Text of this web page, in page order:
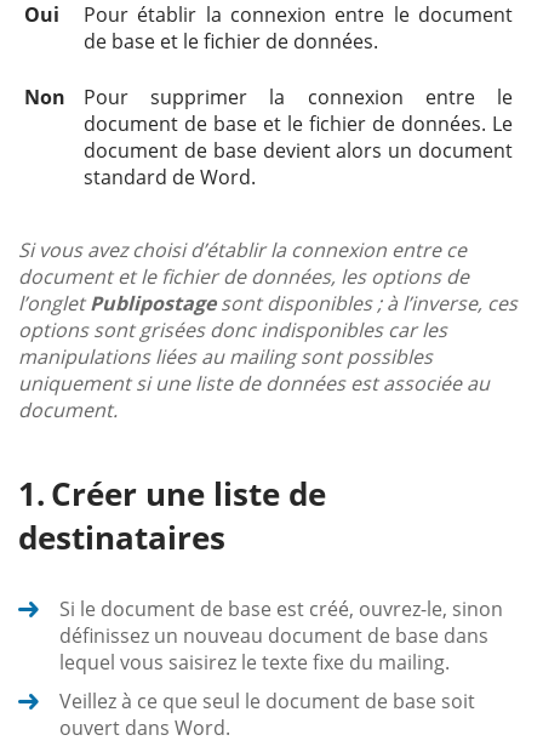
Oui
Pour établir la connexion entre le document
de base et le fichier de données.
Non
Pour supprimer la connexion entre le
document de base et le fichier de données. Le
document de base devient alors un document
standard de Word.
Si vous avez choisi d’établir la connexion entre ce
document et le fichier de données, les options de
l’ongletPublipostagesont disponibles ; à l’inverse, ces
options sont grisées donc indisponibles car les
manipulations liées au mailing sont possibles
uniquement si une liste de données est associée au
document.
Créer une liste de
destinataires
Si le document de base est créé, ouvrez-le, sinon
définissez un nouveau document de base dans
lequel vous saisirez le texte fixe du mailing.
Veillez à ce que seul le document de base soit
ouvert dans Word.